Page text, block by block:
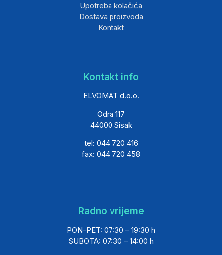
Upotreba kolačića
Dostava proizvoda
Kontakt
Kontakt info
ELVOMAT d.o.o.
Odra 117
44000 Sisak
tel: 044 720 416
fax: 044 720 458
Radno vrijeme
PON-PET: 07:30 – 19:30 h
SUBOTA: 07:30 – 14:00 h